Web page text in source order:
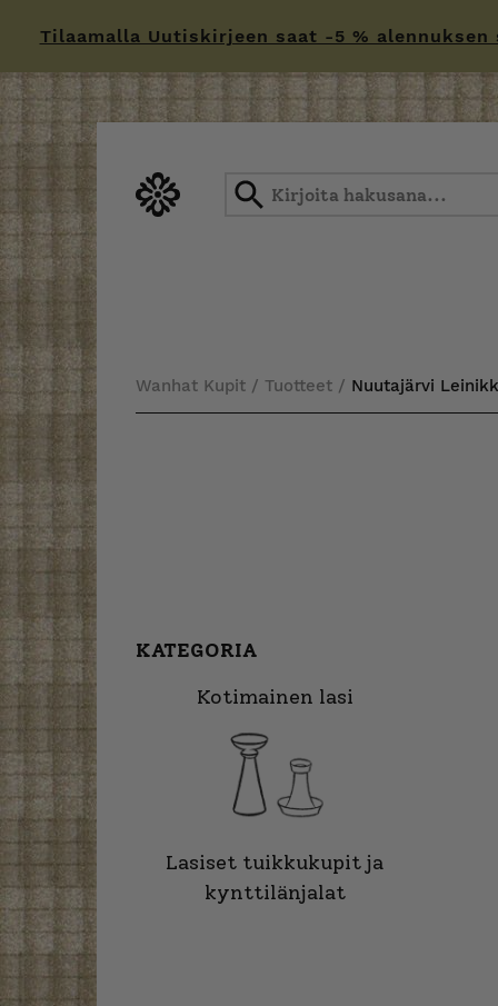
Tilaamalla Uutiskirjeen saat -5 %
to
Wanhat Kupit / Tuotteet / Nuutajärvi
KATEGORIA
Kotimainen lasi
Lasiset tuikkukupit ja
kynttilänjalat